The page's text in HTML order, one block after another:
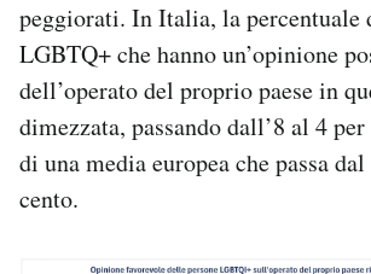
peggiorati. In Italia, la percentuale
LGBTQ+ che hanno un’opinione
dell’operato del proprio paese in
dimezzata, passando dall’8 al 4
di una media europea che passa
cento.